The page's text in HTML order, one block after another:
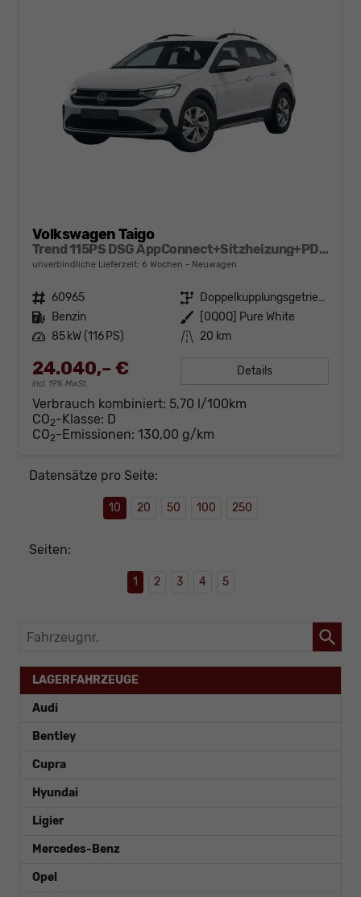
Volkswagen Taigo
Trend 115PS DSG AppConnect+Sitzheizung+PDC+Alu16+LED+DAB+FrontAssist
unverbindliche Lieferzeit: 6 Wochen Neuwagen
Fahrzeugnr. 60965 Getriebe
Doppelkupplungsgetriebe (DSG)
Kraftstoff Benzin Außenfarbe
[0Q0Q] Pure White
Leistung 85 kW (116 PS) Kilometerstand 20 km
24.040,– €
incl. 19% MwSt.
Details
Verbrauch kombiniert: 5,70 l/100km
CO2-Klasse: D
CO2-Emissionen: 130,00 g/km
Datensätze pro Seite:
10 20 50 100 250
Seiten:
1 2 3 4 5
Fahrzeugnr.
LAGERFAHRZEUGE
Audi
Bentley
Cupra
Hyundai
Ligier
Mercedes-Benz
Opel